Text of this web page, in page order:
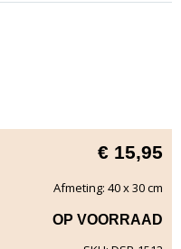
€ 15,95
Afmeting: 40 x 30 cm
OP VOORRAAD